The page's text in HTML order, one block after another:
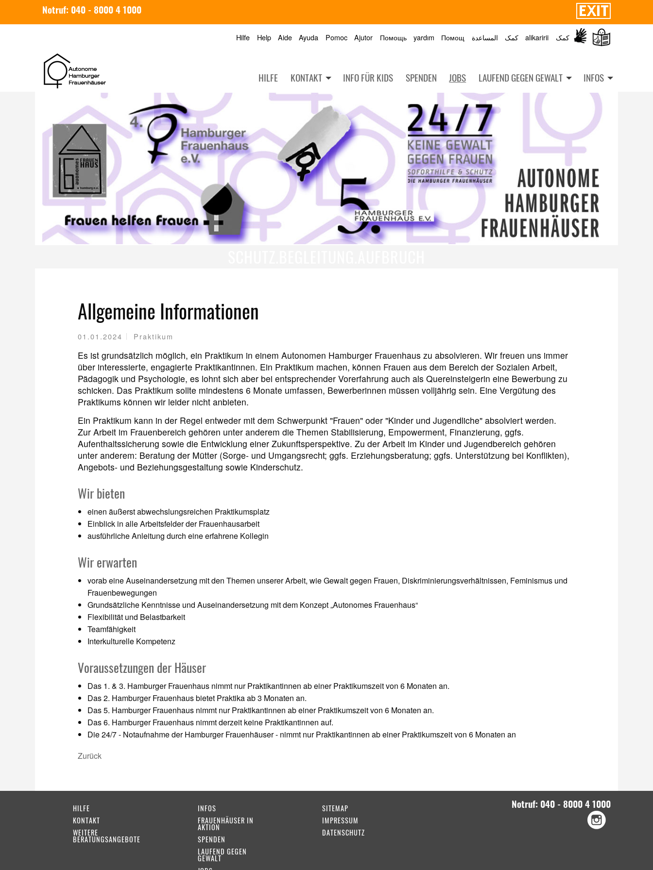
Notruf: 040 - 8000 4 1000
Hilfe Help Aide Ayuda Pomoc Ajutor Помощь yardım Помощ المساعدة کمک alikaririi کمک
INFOS
LAUFEND GEGEN GEWALT
JOBS
SPENDEN
INFO FÜR KIDS
KONTAKT
HILFE
Allgemeine Informationen
01.01.2024 Praktikum
Es ist grundsätzlich möglich, ein Praktikum in einem Autonomen Hamburger Frauenhaus zu absolvieren. Wir freuen uns immer
über interessierte, engagierte Praktikantinnen. Ein Praktikum machen, können Frauen aus dem Bereich der Sozialen Arbeit,
Pädagogik und Psychologie, es lohnt sich aber bei entsprechender Vorerfahrung auch als Quereinsteigerin eine Bewerbung zu
schicken. Das Praktikum sollte mindestens 6 Monate umfassen, Bewerberinnen müssen volljährig sein. Eine Vergütung des
Praktikums können wir leider nicht anbieten.
Ein Praktikum kann in der Regel entweder mit dem Schwerpunkt "Frauen" oder "Kinder und Jugendliche" absolviert werden.
Zur Arbeit im Frauenbereich gehören unter anderem die Themen Stabilisierung, Empowerment, Finanzierung, ggfs.
Aufenthaltssicherung sowie die Entwicklung einer Zukunftsperspektive. Zu der Arbeit im Kinder und Jugendbereich gehören
unter anderem: Beratung der Mütter (Sorge- und Umgangsrecht; ggfs. Erziehungsberatung; ggfs. Unterstützung bei Konflikten),
Angebots- und Beziehungsgestaltung sowie Kinderschutz.
Wir bieten
einen äußerst abwechslungsreichen Praktikumsplatz
Einblick in alle Arbeitsfelder der Frauenhausarbeit
ausführliche Anleitung durch eine erfahrene Kollegin
Wir erwarten
vorab eine Auseinandersetzung mit den Themen unserer Arbeit, wie Gewalt gegen Frauen, Diskriminierungsverhältnissen, Feminismus und
Frauenbewegungen
Grundsätzliche Kenntnisse und Auseinandersetzung mit dem Konzept „Autonomes Frauenhaus“
Flexibilität und Belastbarkeit
Teamfähigkeit
Interkulturelle Kompetenz
Voraussetzungen der Häuser
Das 1. & 3. Hamburger Frauenhaus nimmt nur Praktikantinnen ab einer Praktikumszeit von 6 Monaten an.
Das 2. Hamburger Frauenhaus bietet Praktika ab 3 Monaten an.
Das 5. Hamburger Frauenhaus nimmt nur Praktikantinnen ab einer Praktikumszeit von 6 Monaten an.
Das 6. Hamburger Frauenhaus nimmt derzeit keine Praktikantinnen auf.
Die 24/7 - Notaufnahme der Hamburger Frauenhäuser - nimmt nur Praktikantinnen ab einer Praktikumszeit von 6 Monaten an
Zurück
Notruf: 040 - 8000 4 1000
HILFE
KONTAKT
WEITERE
BERATUNGSANGEBOTE
INFOS
FRAUENHÄUSER IN
AKTION
SPENDEN
LAUFEND GEGEN
GEWALT
SITEMAP
IMPRESSUM
DATENSCHUTZ